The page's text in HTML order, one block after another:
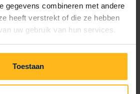
gegevens combineren met andere
heeft verstrekt of die ze hebben
uw gebruik van hun services.
Toestaan
€ 1 093,18 € —
€ — —
— —